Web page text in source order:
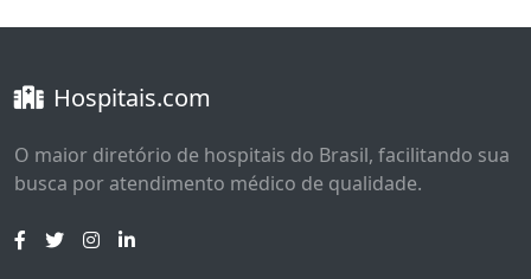
Hospitais.com
O maior diretório de hospitais do Brasil, facilitando sua
busca por atendimento médico de qualidade.